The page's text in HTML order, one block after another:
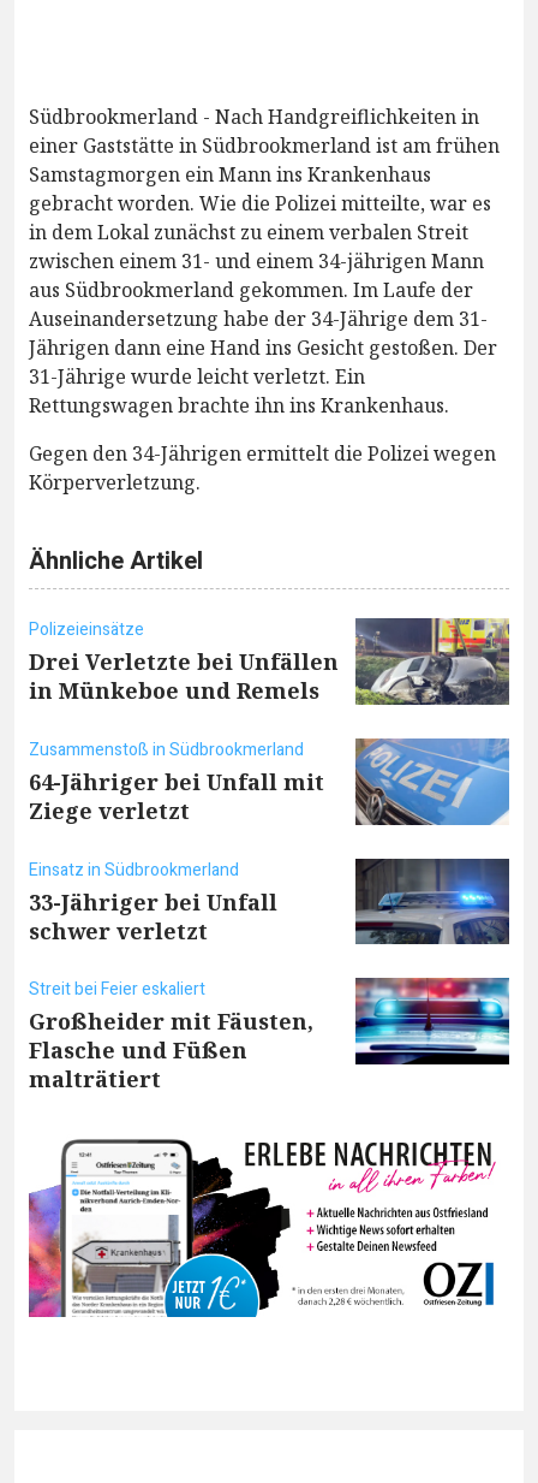
Südbrookmerland - Nach Handgreiflichkeiten in
einer Gaststätte in Südbrookmerland ist am frühen
Samstagmorgen ein Mann ins Krankenhaus
gebracht worden. Wie die Polizei mitteilte, war es
in dem Lokal zunächst zu einem verbalen Streit
zwischen einem 31- und einem 34-jährigen Mann
aus Südbrookmerland gekommen. Im Laufe der
Auseinandersetzung habe der 34-Jährige dem 31-
Jährigen dann eine Hand ins Gesicht gestoßen. Der
31-Jährige wurde leicht verletzt. Ein
Rettungswagen brachte ihn ins Krankenhaus.
Gegen den 34-Jährigen ermittelt die Polizei wegen
Körperverletzung.
Ähnliche Artikel
Polizeieinsätze
Drei Verletzte bei Unfällen
in Münkeboe und Remels
Zusammenstoß in Südbrookmerland
64-Jähriger bei Unfall mit
Ziege verletzt
Einsatz in Südbrookmerland
33-Jähriger bei Unfall
schwer verletzt
Streit bei Feier eskaliert
Großheider mit Fäusten,
Flasche und Füßen
malträtiert